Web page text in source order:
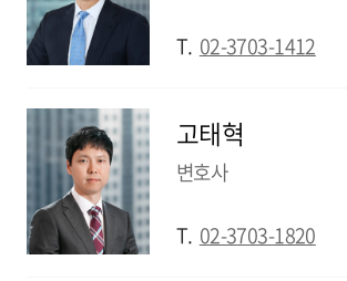
T. 02-3703-1412
고태혁
변호사
T. 02-3703-1820